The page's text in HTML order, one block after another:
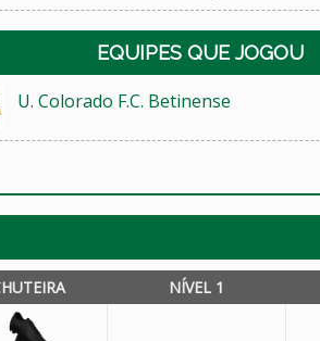
EQUIPES QUE JOGOU
U. Colorado F.C. Betinense
NÍVEL 1